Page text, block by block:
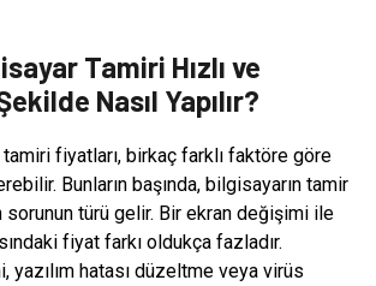
Tamiri Hızlı ve
Nasıl Yapılır?
fiyatları, birkaç farklı faktöre göre
Bunların başında, bilgisayarın tamir
türü gelir. Bir ekran değişimi ile
fiyat farkı oldukça fazladır.
yazılım hatası düzeltme veya virüs